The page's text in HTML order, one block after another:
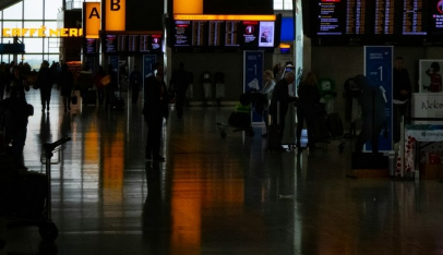
ロンドン・ヒースロー空港｜医療機関・救急外来情報まとめ
ロンドン・ヒースロー空港｜空港からアクセスしやすいホテル2選
空港滞在を満喫！施設を余すことなく活用しよう